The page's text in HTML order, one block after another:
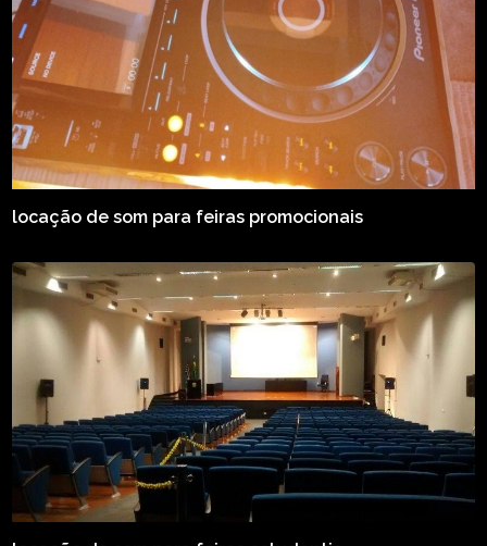
locação de som para feiras promocionais